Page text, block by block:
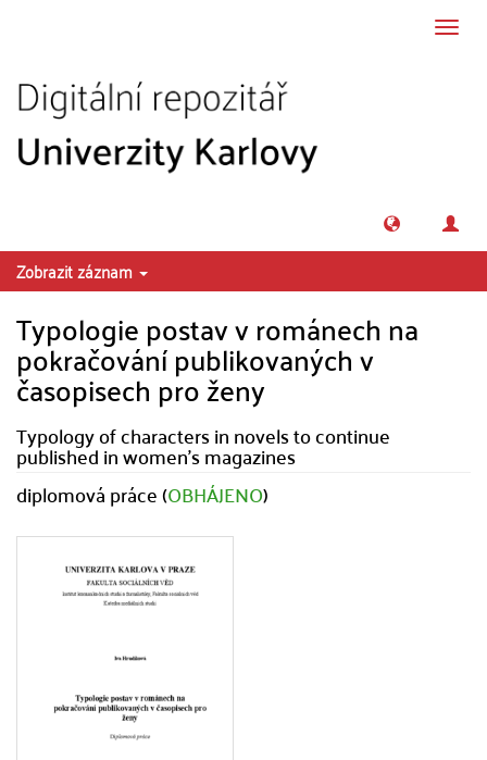
Zobrazit záznam
Typologie postav v románech na
pokračování publikovaných v
časopisech pro ženy
Typology of characters in novels to continue
published in women's magazines
diplomová práce (OBHÁJENO)